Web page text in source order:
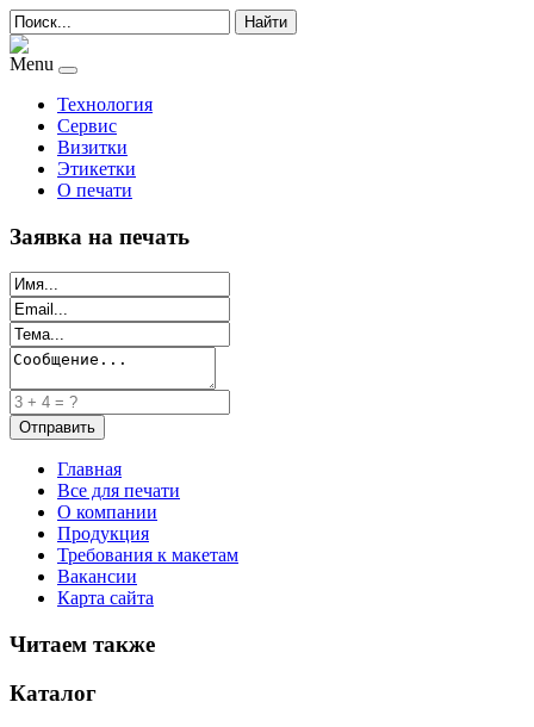
Найти
Menu
Технология
Сервис
Визитки
Этикетки
О печати
Заявка на печать
Главная
Все для печати
О компании
Продукция
Требования к макетам
Вакансии
Карта сайта
Читаем также
Каталог